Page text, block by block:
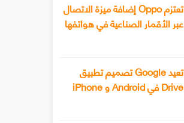
تعتزم Oppo إضافة ميزة الاتصال
عبر الأقمار الصناعية في هواتفها
تعيد Google تصميم تطبيق
Drive في Android و iPhone